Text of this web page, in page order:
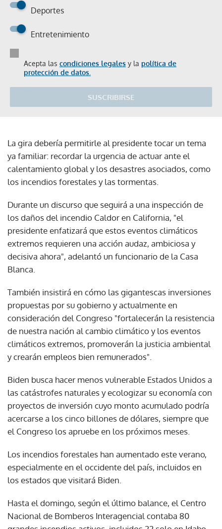
Deportes
Entretenimiento
Acepta las condiciones legales y la política de
protección de datos.
SUSCRIBIRSE
La gira debería permitirle al presidente tocar un tema
ya familiar: recordar la urgencia de actuar ante el
calentamiento global y los desastres asociados, como
los incendios forestales y las tormentas.
Durante un discurso que seguirá a una inspección de
los daños del incendio Caldor en California, "el
presidente enfatizará que estos eventos climáticos
extremos requieren una acción audaz, ambiciosa y
decisiva ahora", adelantó un funcionario de la Casa
Blanca.
También insistirá en cómo las gigantescas inversiones
propuestas por su gobierno y actualmente en
consideración del Congreso "fortalecerán la resistencia
de nuestra nación al cambio climático y los eventos
climáticos extremos, promoverán la justicia ambiental
y crearán empleos bien remunerados".
Biden busca hacer menos vulnerable Estados Unidos a
las catástrofes naturales y ecologizar su economía con
proyectos de inversión cuyo monto acumulado podría
acercarse a los cinco billones de dólares, siempre que
el Congreso los apruebe en los próximos meses.
Los incendios forestales han aumentado este verano,
especialmente en el occidente del país, incluidos en
los estados que visitará Biden.
Hasta el domingo, según el último balance, el Centro
Nacional de Bomberos Interagencial contaba 80